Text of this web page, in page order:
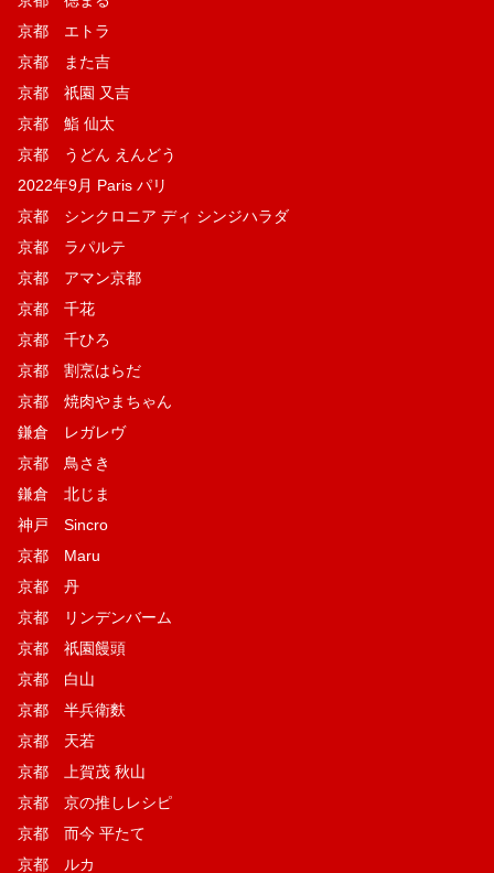
京都 エトラ
京都 また吉
京都 祇園 又吉
京都 鮨 仙太
京都 うどん えんどう
2022年9月 Paris パリ
京都 シンクロニア ディ シンジハラダ
京都 ラパルテ
京都 アマン京都
京都 千花
京都 千ひろ
京都 割烹はらだ
京都 焼肉やまちゃん
鎌倉 レガレヴ
京都 鳥さき
鎌倉 北じま
神戸 Sincro
京都 Maru
京都 丹
京都 リンデンバーム
京都 祇園饅頭
京都 白山
京都 半兵衛麩
京都 天若
京都 上賀茂 秋山
京都 京の推しレシピ
京都 而今 平たて
京都 ルカ